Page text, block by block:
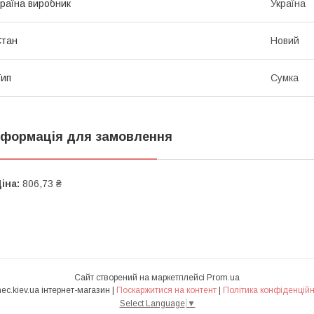
виробник Україна
Новий
Сумка
для замовлення
806,73 ₴
Сайт створений на маркетплейсі Prom.ua
Ranec.kiev.ua інтернет-магазин | Поскаржитися на контент | Політика
Select Language ▼